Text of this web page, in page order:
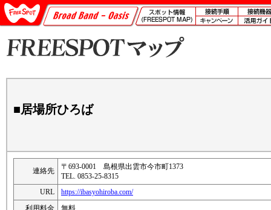
■居場所ひろば
連絡先
〒693-0001 島根県出雲市今市町1373
TEL. 0853-25-8315
URL
https://ibasyohiroba.com/
利用料金
無料